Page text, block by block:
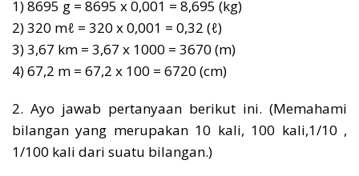
1) 8695 g = 8695 x 0,001 = 8,695 (kg)
2) 320 mℓ = 320 x 0,001 = 0,32 (ℓ)
3) 3,67 km = 3,67 x 1000 = 3670 (m)
4) 67,2 m = 67,2 x 100 = 6720 (cm)
2. Ayo jawab pertanyaan berikut ini. (Memahami
bilangan yang merupakan 10 kali, 100 kali,1/10 ,
1/100 kali dari suatu bilangan.)